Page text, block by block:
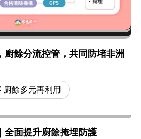
廚餘分流控管，共同防堵非洲
廚餘多元再利用
全面提升廚餘掩埋防護